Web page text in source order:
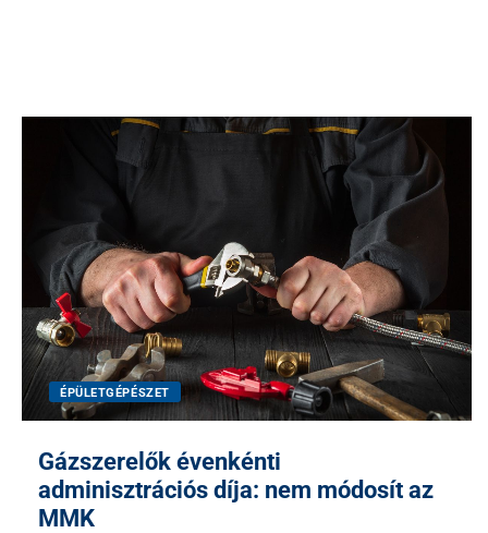
ÉPÜLETGÉPÉSZET
Gázszerelők évenkénti
adminisztrációs díja: nem módosít az
MMK